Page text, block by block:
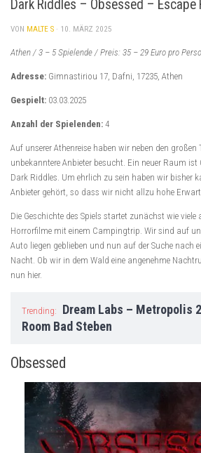
Dark Riddles – Obsessed – Escape
VON MALTE S · 10. MÄRZ 2025
Athen / 3 – 5 Spielende / Preis: 35 – 29 Euro pro
Adresse: Gimnastiriou 17, Dafni, 17235, Athen
Gespielt: 03.03.2025
Anzahl der Spielenden: 4
Auf unserer Athenreise haben wir neben den großen
unbekanntere Anbieter besucht. Ein neuer Raum ist
Dark Riddles. Um ehrlich zu sein haben wir bisher
Anbieter gehört, so dass wir nicht allzu hohe
Die Geschichte des Spiels startet zunächst wie viele
Horrorfilme mit einem Campingtrip. Wir sind auf
Auto liegen geblieben und nun auf der Suche nach
Nacht. Ob wir in dem Wald eine angenehme
nun hier.
Trending:
Dream Labs – Metropolis
Room Bad Steben
Obsessed